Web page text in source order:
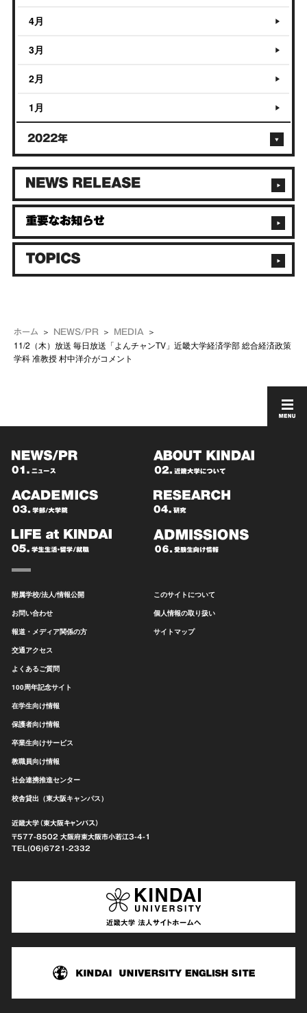
ホーム NEWS/PR MEDIA
11/2（木）放送 毎日放送「よんチャンTV」近畿大学経済学部 総合経済政策
学科 准教授 村中洋介がコメント
4月
3月
2月
1月
2022年
附属学校/法人/情報公開
お問い合わせ
報道・メディア関係の方
交通アクセス
よくあるご質問
100周年記念サイト
在学生向け情報
保護者向け情報
卒業生向けサービス
教職員向け情報
社会連携推進センター
校舎貸出（東大阪キャンパス）
このサイトについて
個人情報の取り扱い
サイトマップ
近畿大学（東大阪キャンパス）
〒577-8502 大阪府東大阪市小若江3-4-1
TEL(06)6721-2332